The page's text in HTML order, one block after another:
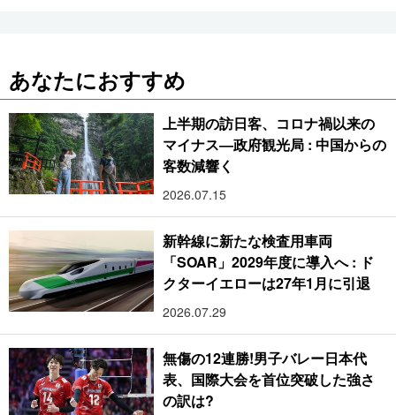
あなたにおすすめ
上半期の訪日客、コロナ禍以来の
マイナス―政府観光局 : 中国からの
客数減響く
2026.07.15
新幹線に新たな検査用車両
「SOAR」2029年度に導入へ : ド
クターイエローは27年1月に引退
2026.07.29
無傷の12連勝!男子バレー日本代
表、国際大会を首位突破した強さ
の訳は?